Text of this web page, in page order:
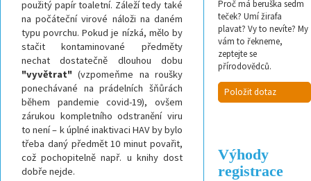
použitý papír toaletní. Záleží tedy také
na počáteční virové náloži na daném
typu povrchu. Pokud je nízká, mělo by
stačit kontaminované předměty
nechat dostatečně dlouhou dobu
"vyvětrat" (vzpomeňme na roušky
ponechávané na prádelních šňůrách
během pandemie covid-19), ovšem
zárukou kompletního odstranění viru
to není – k úplné inaktivaci HAV by bylo
třeba daný předmět 10 minut povařit,
což pochopitelně např. u knihy dost
dobře nejde.
Proč má beruška sedm
teček? Umí žirafa
plavat? Vy to nevíte? My
vám to řekneme,
zeptejte se
přírodovědců.
Položit dotaz
Výhody
registrace